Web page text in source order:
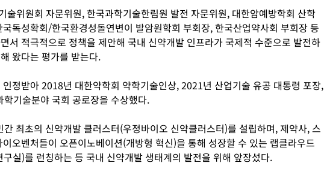
술위원회 자문위원, 한국과학기술한림원 발전 자문위원, 대한암예방학회 산학
국독성확회/한국환경성돌연변이 발암원학회 부회장, 한국산업약사회 부회장 등
서 적극적으로 정책을 제안해 국내 신약개발 인프라가 국제적 수준으로 발전하
왔다는 평가를 받는다.
인정받아 2018년 대한약학회 약학기술인상, 2021년 산업기술 유공 대통령 포장,
기술분야 국회 공로장을 수상했다.
최초의 신약개발 클러스터(우정바이오 신약클러스터)를 설립하며, 제약사, 스
이오벤처들이 오픈이노베이션(개방형 혁신)을 통해 성장할 수 있는 랩클라우드
구실)를 런칭하는 등 국내 신약개발 생태계의 발전을 위해 앞장섰다.